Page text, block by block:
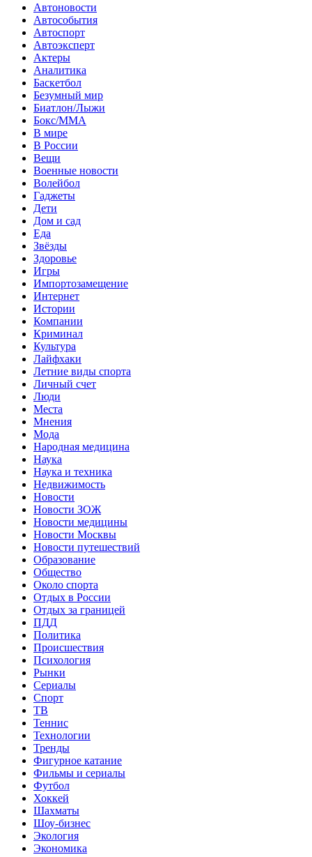
Автоновости
Автособытия
Автоспорт
Автоэксперт
Актеры
Аналитика
Баскетбол
Безумный мир
Биатлон/Лыжи
Бокс/MMA
В мире
В России
Вещи
Военные новости
Волейбол
Гаджеты
Дети
Дом и сад
Еда
Звёзды
Здоровье
Игры
Импортозамещение
Интернет
Истории
Компании
Криминал
Культура
Лайфхаки
Летние виды спорта
Личный счет
Люди
Места
Мнения
Мода
Народная медицина
Наука
Наука и техника
Недвижимость
Новости
Новости ЗОЖ
Новости медицины
Новости Москвы
Новости путешествий
Образование
Общество
Около спорта
Отдых в России
Отдых за границей
ПДД
Политика
Происшествия
Психология
Рынки
Сериалы
Спорт
ТВ
Теннис
Технологии
Тренды
Фигурное катание
Фильмы и сериалы
Футбол
Хоккей
Шахматы
Шоу-бизнес
Экология
Экономика